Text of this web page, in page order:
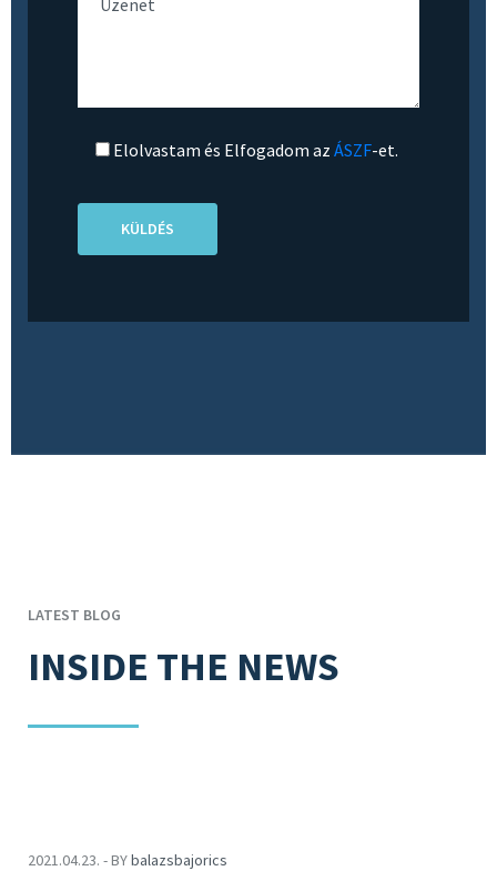
Elolvastam és Elfogadom az ÁSZF-et.
LATEST BLOG
INSIDE THE NEWS
2021.04.23. - BYbalazsbajorics